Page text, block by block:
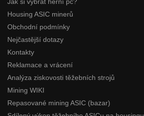
Housing ASIC minerů
Obchodní podmínky
Nejčastější dotazy
Kontakty
Reklamace a vrácení
Analýza ziskovosti těžebních strojů
Mining WIKI
Repasované mining ASIC (bazar)